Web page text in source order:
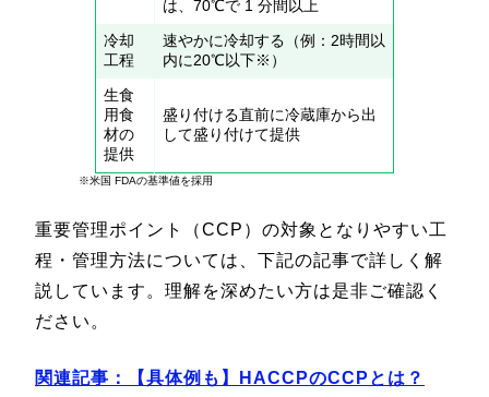
は、70℃で 1 分間以上
冷却
工程
速やかに冷却する（例：2時間以
内に20℃以下※）
生食
用食
材の
提供
盛り付ける直前に冷蔵庫から出
して盛り付けて提供
※米国 FDAの基準値を採用
重要管理ポイント（CCP）の対象となりやすい工
程・管理方法については、下記の記事で詳しく解
説しています。理解を深めたい方は是非ご確認く
ださい。
関連記事：【具体例も】HACCPのCCPとは？